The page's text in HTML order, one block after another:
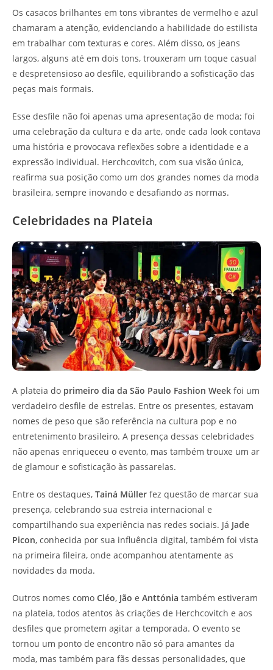
Os casacos brilhantes em tons vibrantes de vermelho e azul
chamaram a atenção, evidenciando a habilidade do estilista
em trabalhar com texturas e cores. Além disso, os jeans
largos, alguns até em dois tons, trouxeram um toque casual
e despretensioso ao desfile, equilibrando a sofisticação das
peças mais formais.
Esse desfile não foi apenas uma apresentação de moda; foi
uma celebração da cultura e da arte, onde cada look contava
uma história e provocava reflexões sobre a identidade e a
expressão individual. Herchcovitch, com sua visão única,
reafirma sua posição como um dos grandes nomes da moda
brasileira, sempre inovando e desafiando as normas.
Celebridades na Plateia
A plateia do primeiro dia da São Paulo Fashion Week foi um
verdadeiro desfile de estrelas. Entre os presentes, estavam
nomes de peso que são referência na cultura pop e no
entretenimento brasileiro. A presença dessas celebridades
não apenas enriqueceu o evento, mas também trouxe um ar
de glamour e sofisticação às passarelas.
Entre os destaques, Tainá Müller fez questão de marcar sua
presença, celebrando sua estreia internacional e
compartilhando sua experiência nas redes sociais. Já Jade
Picon, conhecida por sua influência digital, também foi vista
na primeira fileira, onde acompanhou atentamente as
novidades da moda.
Outros nomes como Cléo, Jão e Anttónia também estiveram
na plateia, todos atentos às criações de Herchcovitch e aos
desfiles que prometem agitar a temporada. O evento se
tornou um ponto de encontro não só para amantes da
moda, mas também para fãs dessas personalidades, que